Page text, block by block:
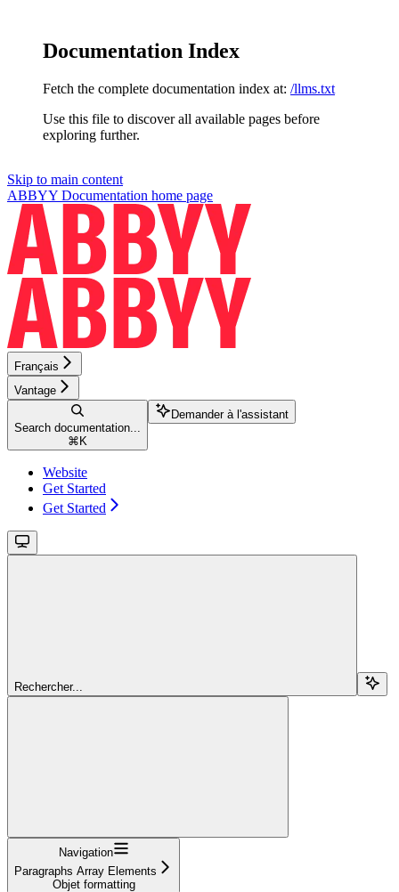
Documentation Index
Fetch the complete documentation index at: /llms.txt
Use this file to discover all available pages before
exploring further.
Skip to main content
ABBYY Documentation home page
Français
Vantage
Search documentation...
⌘ K
Demander à l'assistant
Website
Get Started
Get Started
Rechercher...
Navigation
Paragraphs Array Elements
Objet formatting